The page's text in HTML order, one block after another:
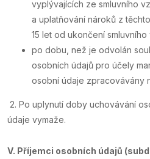
vyplývajících ze smluvního
a uplatňování nároků z
15 let od ukončení smluvního
po dobu, než je odvolán
osobních údajů pro účely
osobní údaje zpracovávány
2. Po uplynutí doby uchovávání
údaje vymaže.
V. Příjemci osobních údajů